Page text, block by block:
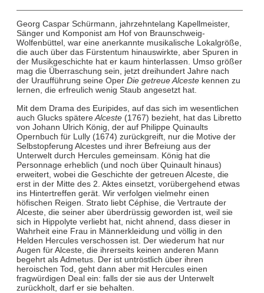
Georg Caspar Schürmann, jahrzehntelang Kapellmeister,
Sänger und Komponist am Hof von Braunschweig-
Wolfenbüttel, war eine anerkannte musikalische Lokalgröße,
die auch über das Fürstentum hinauswirkte, aber Spuren in
der Musikgeschichte hat er kaum hinterlassen. Umso größer
mag die Überraschung sein, jetzt dreihundert Jahre nach
der Uraufführung seine Oper Die getreue Alcestekennen zu
lernen, die erfreulich wenig Staub angesetzt hat.
Mit dem Drama des Euripides, auf das sich im wesentlichen
auch Glucks spätereAlceste(1767) bezieht, hat das Libretto
von Johann Ulrich König, der auf Philippe Quinaults
Opernbuch für Lully (1674) zurückgreift, nur die Motive der
Selbstopferung Alcestes und ihrer Befreiung aus der
Unterwelt durch Hercules gemeinsam. König hat die
Personnage erheblich (und noch über Quinault hinaus)
erweitert, wobei die Geschichte der getreuen Alceste, die
erst in der Mitte des 2. Aktes einsetzt, vorübergehend etwas
ins Hintertreffen gerät. Wir verfolgen vielmehr einen
höfischen Reigen. Strato liebt Céphise, die Vertraute der
Alceste, die seiner aber überdrüssig geworden ist, weil sie
sich in Hippolyte verliebt hat, nicht ahnend, dass dieser in
Wahrheit eine Frau in Männerkleidung und völlig in den
Helden Hercules verschossen ist. Der wiederum hat nur
Augen für Alceste, die ihrerseits keinen anderen Mann
begehrt als Admetus. Der ist untröstlich über ihren
heroischen Tod, geht dann aber mit Hercules einen
fragwürdigen Deal ein: falls der sie aus der Unterwelt
zurückholt, darf er sie behalten.